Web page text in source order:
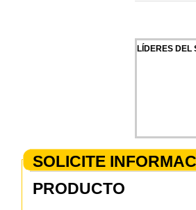
LÍDERES DEL
SOLICITE
PRODUCTO